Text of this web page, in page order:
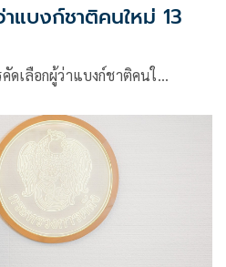
แบงก์ชาติคนใหม่ 13
ดเลือกผู้ว่าแบงก์ชาติคนใ…